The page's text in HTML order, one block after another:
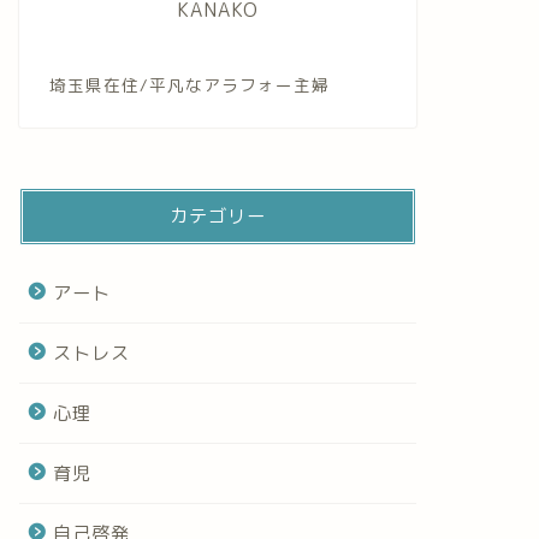
KANAKO
埼玉県在住/平凡なアラフォー主婦
カテゴリー
アート
ストレス
心理
育児
自己啓発